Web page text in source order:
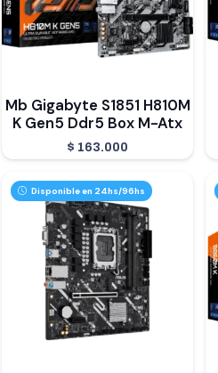
Mb Gigabyte S1851 H810M
K Gen5 Ddr5 Box M-Atx
$ 163.000
Disponible en 24hs/96hs